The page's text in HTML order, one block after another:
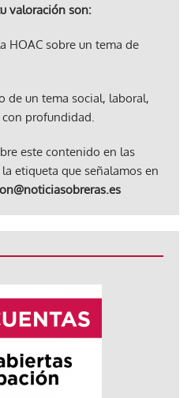
valoración son:
HOAC sobre un tema de
de un tema social, laboral,
profundidad.
este contenido en las
etiqueta que señalamos en